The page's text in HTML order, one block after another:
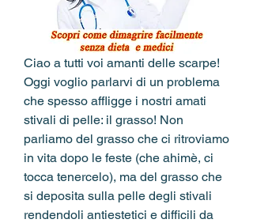
Ciao a tutti voi amanti delle scarpe!
Oggi voglio parlarvi di un problema
che spesso affligge i nostri amati
stivali di pelle: il grasso! Non
parliamo del grasso che ci ritroviamo
in vita dopo le feste (che ahimè, ci
tocca tenercelo), ma del grasso che
si deposita sulla pelle degli stivali
rendendoli antiestetici e difficili da